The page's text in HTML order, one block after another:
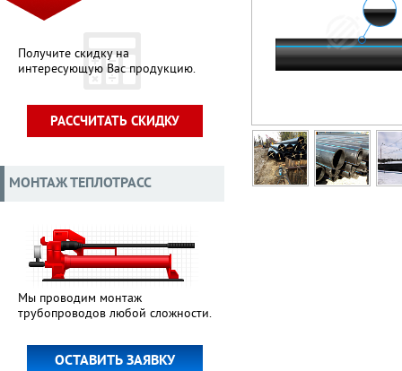
Получите скидку на
интересующую Вас продукцию.
РАССЧИТАТЬ СКИДКУ
МОНТАЖ ТЕПЛОТРАСС
Мы проводим монтаж
трубопроводов любой сложности.
ОСТАВИТЬ ЗАЯВКУ